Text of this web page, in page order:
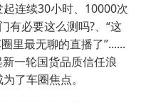
起连续30小时、10000次
有必要这么测吗?、“这
里最无聊的直播了”......
一轮国货品质信任浪
了车圈焦点。